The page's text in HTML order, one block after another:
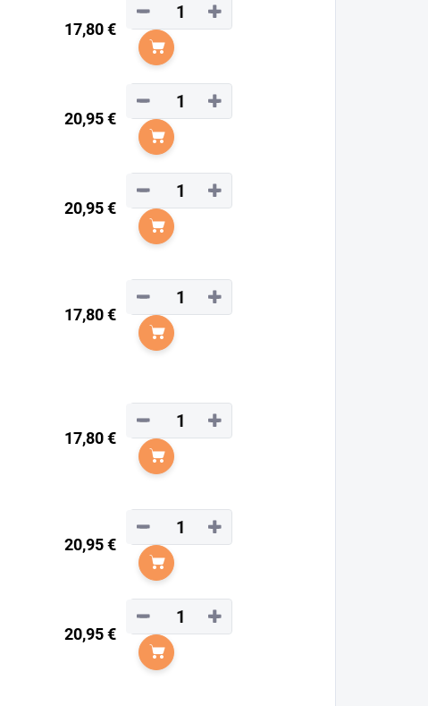
17,80 €
+
−
Do košíka
20,95 €
+
−
Do košíka
20,95 €
+
−
Do košíka
17,80 €
+
−
Do košíka
17,80 €
+
−
Do košíka
20,95 €
+
−
Do košíka
20,95 €
+
−
Do košíka